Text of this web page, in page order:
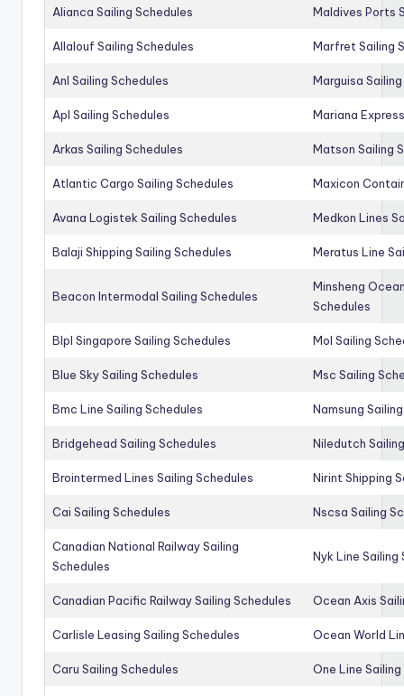
Alianca Sailing Schedules Maldives Ports
Allalouf Sailing Schedules Marfret Sailing
Anl Sailing Schedules Marguisa
Apl Sailing Schedules Mariana
Arkas Sailing Schedules Matson Sailing
Atlantic Cargo Sailing Schedules Maxicon
Avana Logistek Sailing Schedules Medkon Lines
Balaji Shipping Sailing Schedules Meratus Line
Beacon Intermodal Sailing Schedules
Minsheng
Schedules
Blpl Singapore Sailing Schedules Mol Sailing
Blue Sky Sailing Schedules Msc Sailing
Bmc Line Sailing Schedules Namsung
Bridgehead Sailing Schedules Niledutch
Brointermed Lines Sailing Schedules Nirint Shipping
Cai Sailing Schedules Nscsa Sailing
Canadian National Railway Sailing
Schedules
Nyk Line Sailing
Canadian Pacific Railway Sailing Schedules Ocean Axis
Carlisle Leasing Sailing Schedules Ocean World
Caru Sailing Schedules One Line